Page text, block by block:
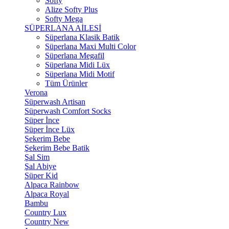
Alize Softy Plus
Softy Mega
SÜPERLANA AİLESİ
Süperlana Klasik Batik
Süperlana Maxi Multi Color
Süperlana Megafil
Süperlana Midi Lüx
Süperlana Midi Motif
Tüm Ürünler
Verona
Süperwash Artisan
Süperwash Comfort Socks
Süper İnce
Süper İnce Lüx
Şekerim Bebe
Şekerim Bebe Batik
Şal Sim
Şal Abiye
Süper Kid
Alpaca Rainbow
Alpaca Royal
Bambu
Country Lux
Country New